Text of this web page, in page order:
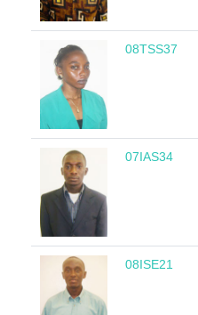
08TSS37
07IAS34
08ISE21